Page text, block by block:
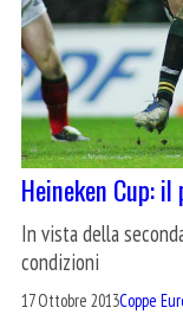
Heineken Cup:
In vista della
condizioni
17 Ottobre 2013Coppe